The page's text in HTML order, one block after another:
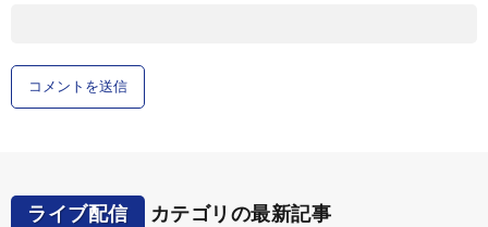
ライブ配信 カテゴリの最新記事